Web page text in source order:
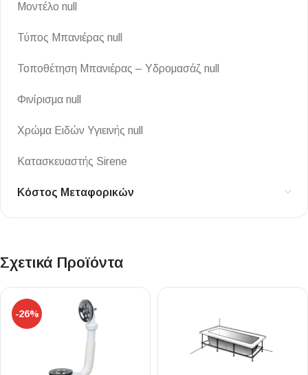
Μοντέλο null
Τύπος Μπανιέρας null
Τοποθέτηση Μπανιέρας – Υδρομασάζ null
Φινίρισμα null
Χρώμα Ειδών Υγιεινής null
Κατασκευαστής Sirene
Κόστος Μεταφορικών
Σχετικά Προϊόντα
-26%